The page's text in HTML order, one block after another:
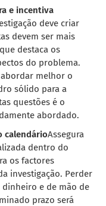
e incentiva
deve criar
devem ser mais
destaca os
do problema.
melhor o
sólido para a
questões é o
abordado.
calendárioAssegura
dentro do
os factores
investigação. Perder
e de mão de
prazo será